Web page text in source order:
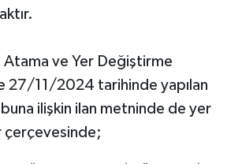
Atama ve Yer Değiştirme
27/11/2024 tarihinde yapılan
ilişkin ilan metninde de yer
çerçevesinde;